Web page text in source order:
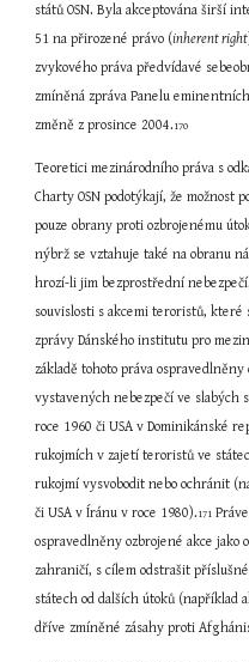
států OSN. Byla akceptována širší
51 na přirozené právo (inherent right
zvykového práva předvídavé
zmíněná zpráva Panelu
změně z prosince 2004.170
Teoretici mezinárodního práva s
Charty OSN podotýkají, že možnost
pouze obrany proti ozbrojenému
nýbrž se vztahuje také na obranu
hrozí-li jim bezprostřední
souvislosti s akcemi teroristů, které
zprávy Dánského institutu pro
základě tohoto práva
vystavených nebezpečí ve slabých
roce 1960 či USA v Dominikánské
rukojmích v zajetí teroristů ve
rukojmí vysvobodit nebo ochránit
či USA v Íránu v roce 1980).171
ospravedlněny ozbrojené akce jako
zahraničí, s cílem odstrašit
státech od dalších útoků (například
dříve zmíněné zásahy proti